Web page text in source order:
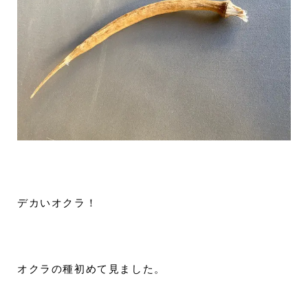
デカいオクラ！
オクラの種初めて見ました。